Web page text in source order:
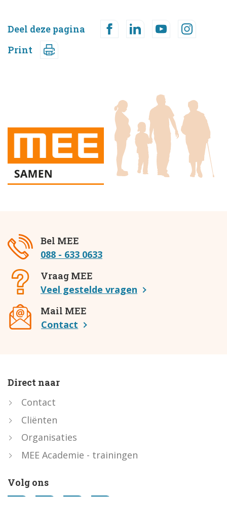
Deel deze pagina
Print
Bel MEE
088 - 633 0633
Vraag MEE
Veel gestelde vragen
Mail MEE
Contact
Direct naar
Contact
Cliënten
Organisaties
MEE Academie - trainingen
Volg ons